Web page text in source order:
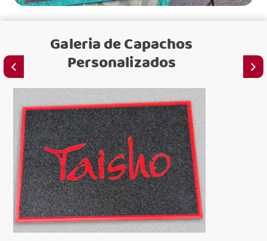
Galeria deCapachos
Personalizados